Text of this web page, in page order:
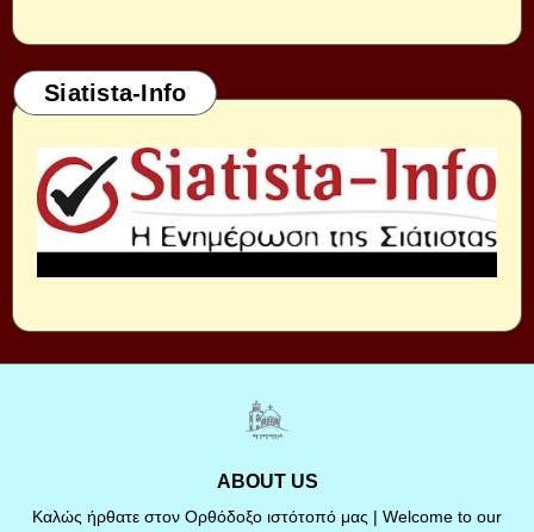
Siatista-Info
ABOUT US
Καλώς ήρθατε στον Ορθόδοξο ιστότοπό μας | Welcome to our